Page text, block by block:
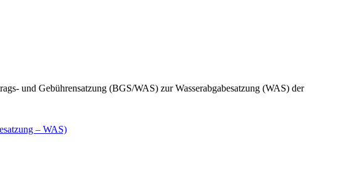
und Gebührensatzung (BGS/WAS) zur Wasserabgabesatzung (WAS) der
– WAS)